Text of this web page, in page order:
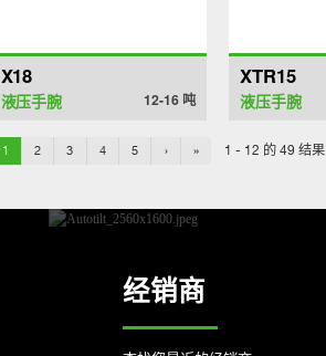
X18
液压手腕 12-16 吨
XTR15
液压手腕
1 2 3 4 5 › » 1 - 12 的 49 结果
经销商